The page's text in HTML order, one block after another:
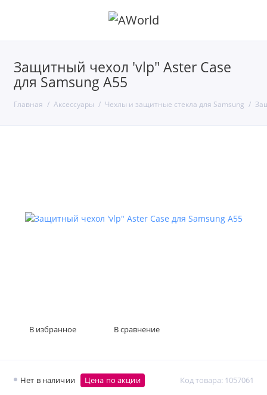
Защитный чехол 'vlp" Aster Case
для Samsung A55
Главная Аксессуары Чехлы и защитные стекла для Samsung
Нет в наличии Код товара: 1057061
Цена по акции
В избранное В сравнение